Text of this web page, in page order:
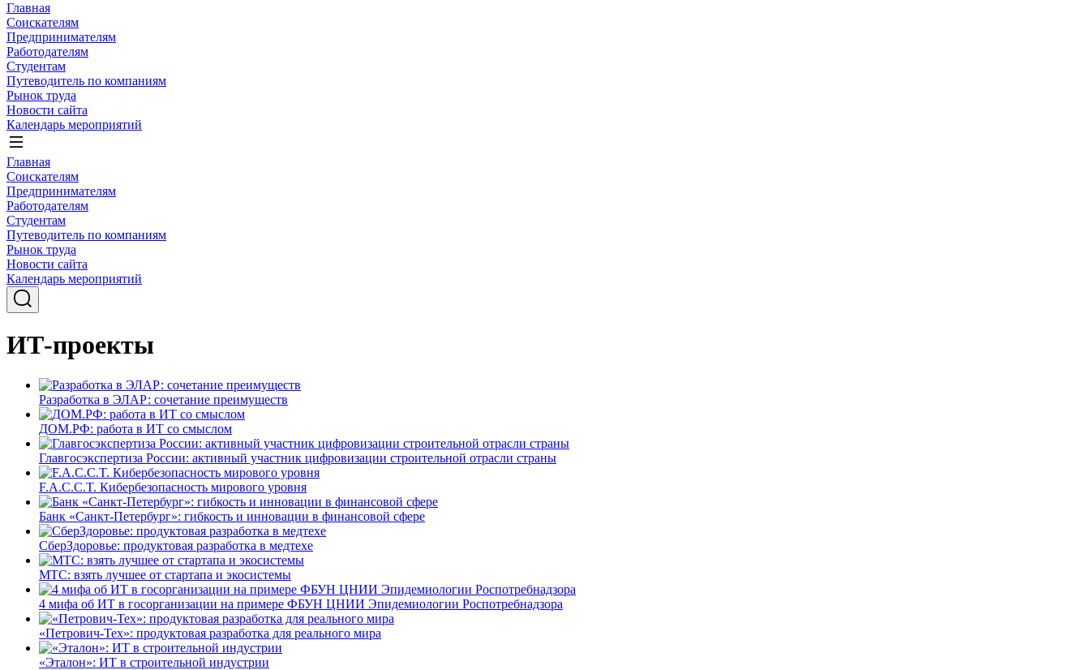
Главная
Соискателям
Предпринимателям
Работодателям
Студентам
Путеводитель по компаниям
Рынок труда
Новости сайта
Календарь мероприятий
Главная
Соискателям
Предпринимателям
Работодателям
Студентам
Путеводитель по компаниям
Рынок труда
Новости сайта
Календарь мероприятий
ИТ-проекты
Разработка в ЭЛАР: сочетание преимуществ
ДОМ.РФ: работа в ИТ со смыслом
Главгосэкспертиза России: активный участник цифровизации строительной отрасли страны
F.A.C.C.T. Кибербезопасность мирового уровня
Банк «Санкт-Петербург»: гибкость и инновации в финансовой сфере
СберЗдоровье: продуктовая разработка в медтехе
МТС: взять лучшее от стартапа и экосистемы
4 мифа об ИТ в госорганизации на примере ФБУН ЦНИИ Эпидемиологии Роспотребнадзора
«Петрович-Тех»: продуктовая разработка для реального мира
«Эталон»: ИТ в строительной индустрии